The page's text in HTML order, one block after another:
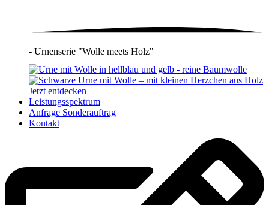
- Urnenserie "Wolle meets Holz"
Jetzt entdecken
Leistungsspektrum
Anfrage Sonderauftrag
Kontakt